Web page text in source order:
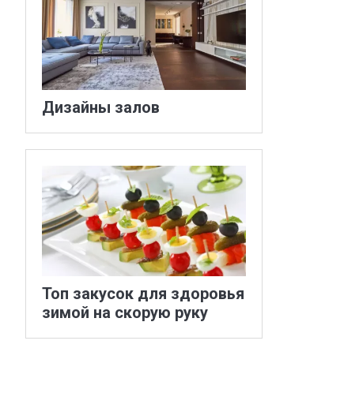
Дизайны залов
Топ закусок для здоровья
зимой на скорую руку